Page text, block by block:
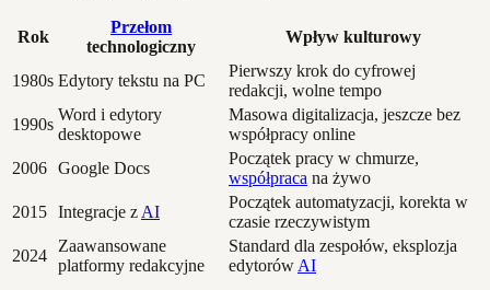
Rok
Przełom
technologiczny
Wpływ kulturowy
1980s Edytory tekstu na PC
Pierwszy krok do cyfrowej
redakcji, wolne tempo
1990s
Word i edytory
desktopowe
Masowa digitalizacja, jeszcze bez
współpracy online
2006 Google Docs
Początek pracy w chmurze,
współpraca na żywo
2015 Integracje z AI
Początek automatyzacji, korekta w
czasie rzeczywistym
2024
Zaawansowane
platformy redakcyjne
Standard dla zespołów, eksplozja
edytorów AI